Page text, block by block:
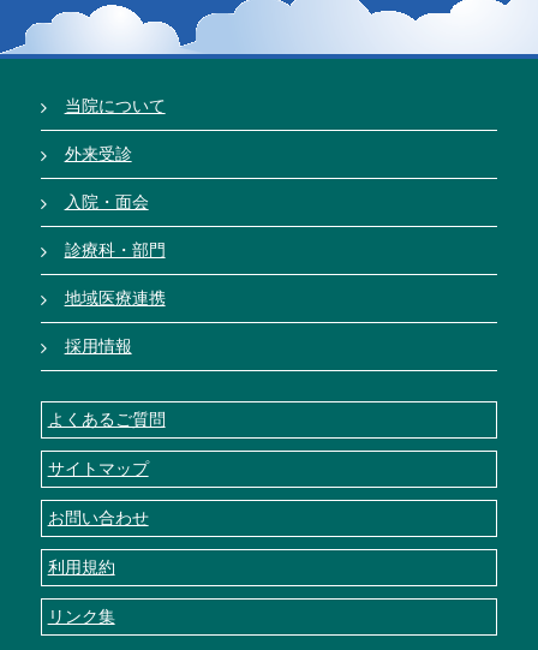
当院について
外来受診
入院・面会
診療科・部門
地域医療連携
採用情報
よくあるご質問
サイトマップ
お問い合わせ
利用規約
リンク集